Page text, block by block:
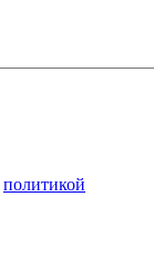
политикой